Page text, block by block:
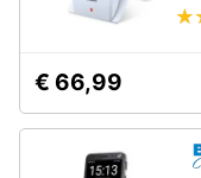
Libri,
dvd
Festività
€ 66,99